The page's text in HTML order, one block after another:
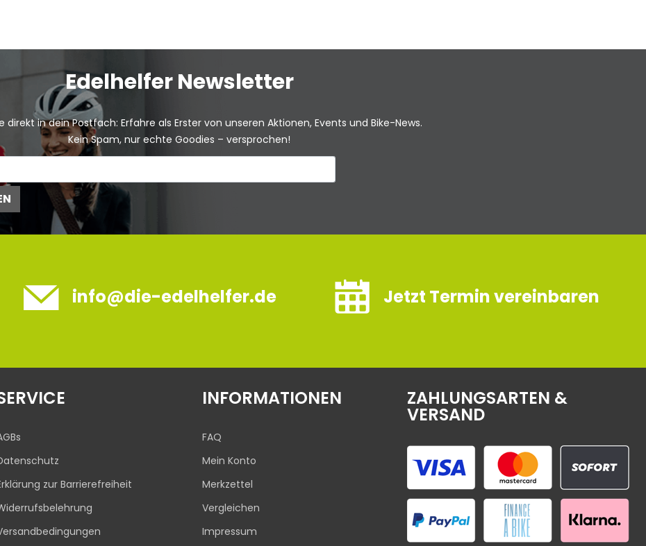
Edelhelfer Newsletter
direkt in dein Postfach: Erfahre als Erster von unseren Aktionen, Events und Bike-News.
Kein Spam, nur echte Goodies – versprochen!
info@die-edelhelfer.de Jetzt Termin vereinbaren
zur Barrierefreiheit
INFORMATIONEN
FAQ
Mein Konto
Merkzettel
Vergleichen
Impressum
ZAHLUNGSARTEN &
VERSAND